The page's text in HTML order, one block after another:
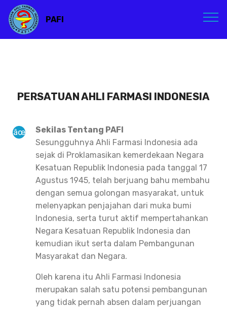
PAFI
PERSATUAN AHLI FARMASI INDONESIA
Sekilas Tentang PAFI
Sesungguhnya Ahli Farmasi Indonesia ada
sejak di Proklamasikan kemerdekaan Negara
Kesatuan Republik Indonesia pada tanggal 17
Agustus 1945, telah berjuang bahu membahu
dengan semua golongan masyarakat, untuk
melenyapkan penjajahan dari muka bumi
Indonesia, serta turut aktif mempertahankan
Negara Kesatuan Republik Indonesia dan
kemudian ikut serta dalam Pembangunan
Masyarakat dan Negara.
Oleh karena itu Ahli Farmasi Indonesia
merupakan salah satu potensi pembangunan
yang tidak pernah absen dalam perjuangan